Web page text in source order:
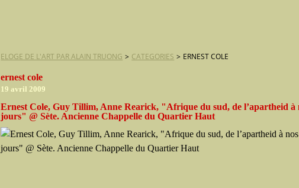
ELOGE DE L'ART PAR ALAIN TRUONG > CATEGORIES > ERNEST COLE
ernest cole
19 avril 2009
Ernest Cole, Guy Tillim, Anne Rearick, "Afrique du sud, de l’apartheid à
jours" @ Sète. Ancienne Chappelle du Quartier Haut